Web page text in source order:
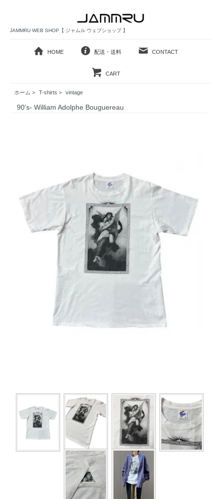
JAMMRU WEB SHOP【 ジャムル ウェブショップ 】
HOME 配送・送料 CONTACT
CART
ホーム > T-shirts > vintage
90's- William Adolphe Bouguereau